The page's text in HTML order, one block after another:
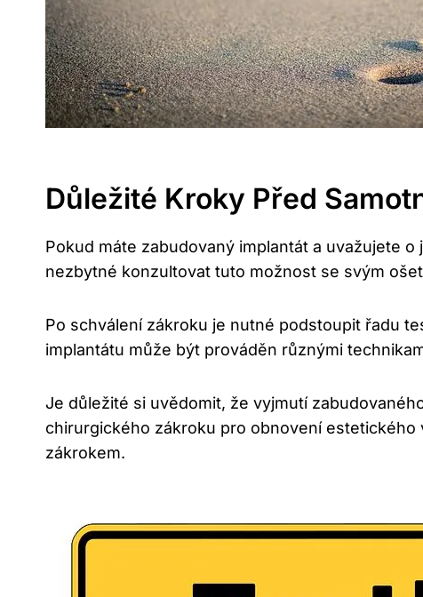
Důležité Kroky Před
Pokud máte zabudovaný implantát a uvažujete
nezbytné konzultovat tuto možnost se svým
Po schválení zákroku je nutné podstoupit řadu
implantátu může být prováděn různými
Je důležité si uvědomit, že vyjmutí
chirurgického zákroku pro obnovení
zákrokem.